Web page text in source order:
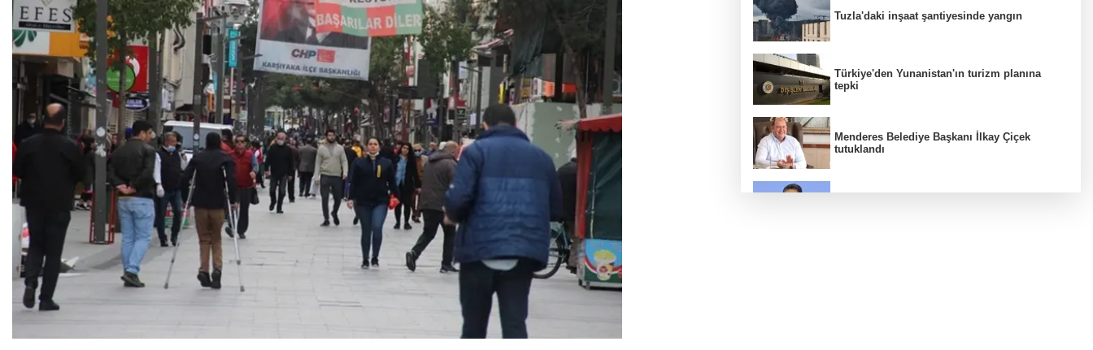
Tuzla'daki inşaat şantiyesinde yangın
Türkiye'den Yunanistan'ın turizm planına
tepki
Menderes Belediye Başkanı İlkay Çiçek
tutuklandı